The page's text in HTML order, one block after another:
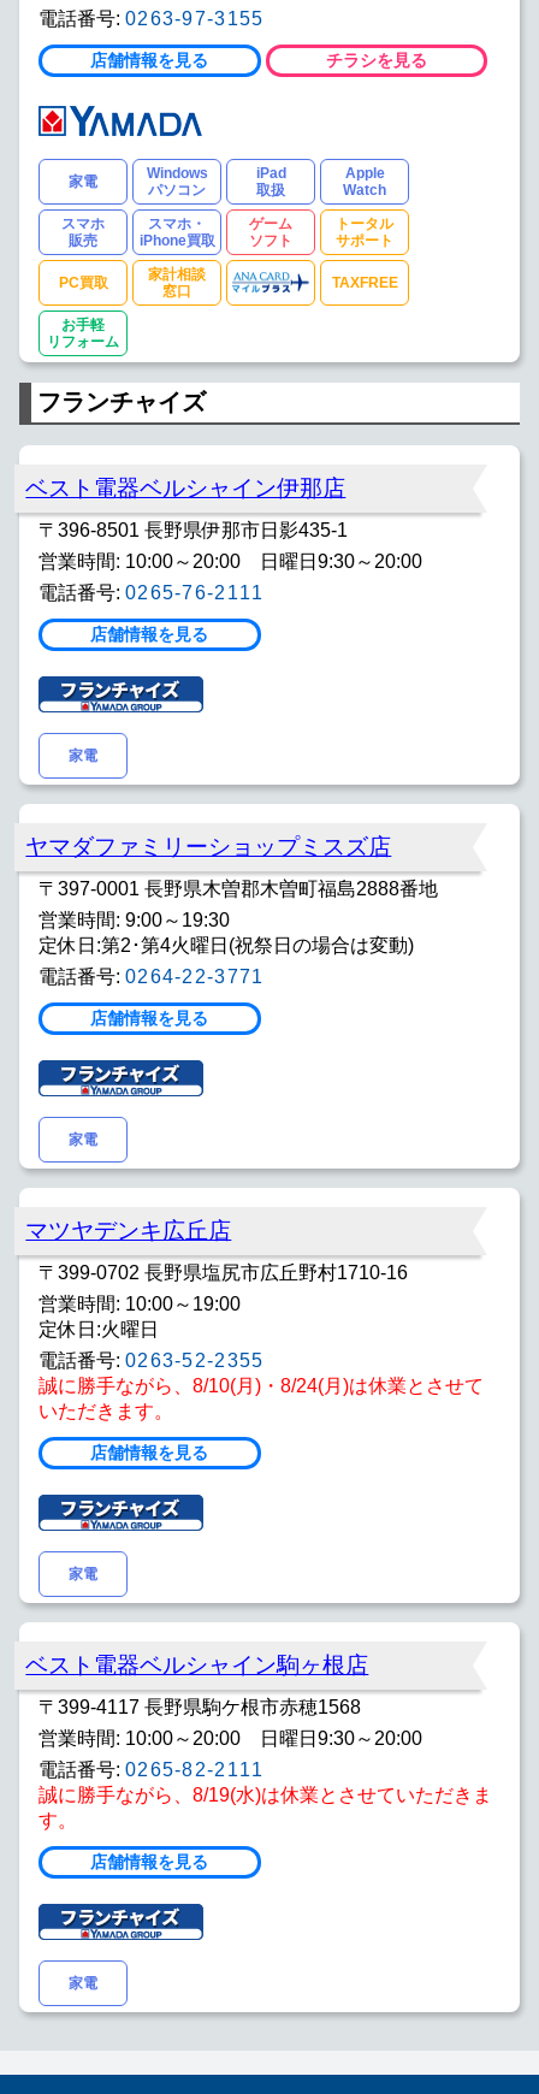
電話番号: 0263-97-3155
店舗情報を見る チラシを見る
家電
Windows
パソコン
iPad
取扱
Apple
Watch
スマホ
販売
スマホ・
iPhone買取
ゲーム
ソフト
トータル
サポート
PC買取
家計相談
窓口
TAXFREE
お手軽
リフォーム
フランチャイズ
ベスト電器ベルシャイン伊那店
〒396-8501 長野県伊那市日影435-1
営業時間: 10:00～20:00 日曜日9:30～20:00
電話番号: 0265-76-2111
店舗情報を見る
家電
ヤマダファミリーショップミスズ店
〒397-0001 長野県木曽郡木曽町福島2888番地
営業時間: 9:00～19:30
定休日:第2･第4火曜日(祝祭日の場合は変動)
電話番号: 0264-22-3771
店舗情報を見る
家電
マツヤデンキ広丘店
〒399-0702 長野県塩尻市広丘野村1710-16
営業時間: 10:00～19:00
定休日:火曜日
電話番号: 0263-52-2355
誠に勝手ながら、8/10(月)・8/24(月)は休業とさせて
いただきます。
店舗情報を見る
家電
ベスト電器ベルシャイン駒ヶ根店
〒399-4117 長野県駒ケ根市赤穂1568
営業時間: 10:00～20:00 日曜日9:30～20:00
電話番号: 0265-82-2111
誠に勝手ながら、8/19(水)は休業とさせていただきま
す。
店舗情報を見る
家電